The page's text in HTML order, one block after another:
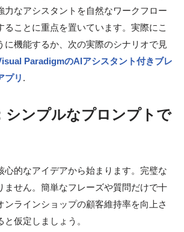
力なアシスタントを自然なワークフロー
ることに重点を置いています。実際にこ
に機能するか、次の実際のシナリオで見
ParadigmのAIアシスタント付きブレ
プリ .
シンプルなプロンプトで
心的なアイデアから始まります。完璧な
ません。簡単なフレーズや質問だけで十
ンラインショップの顧客維持率を向上さ
仮定しましょう。